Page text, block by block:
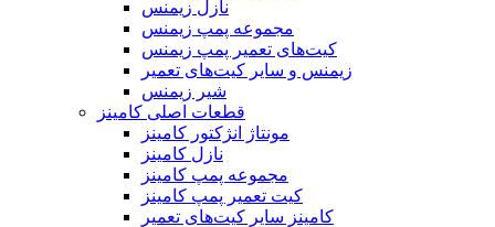
نازل زیمنس
مجموعه پمپ زیمنس
کیت‌های تعمیر پمپ زیمنس
زیمنس و سایر کیت‌های تعمیر
شیر زیمنس
قطعات اصلی کامینز
مونتاژ انژکتور کامینز
نازل کامینز
مجموعه پمپ کامینز
کیت تعمیر پمپ کامینز
کامینز سایر کیت‌های تعمیر